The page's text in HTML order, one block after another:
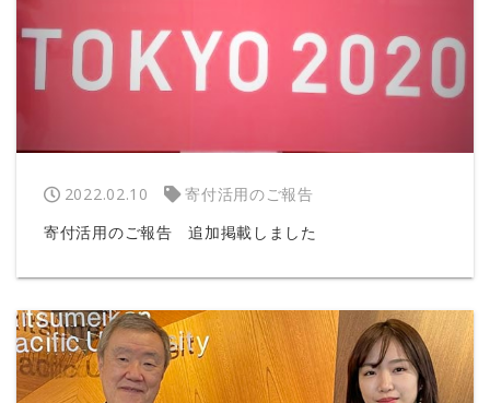
2022.02.10
寄付活用のご報告
寄付活用のご報告 追加掲載しました